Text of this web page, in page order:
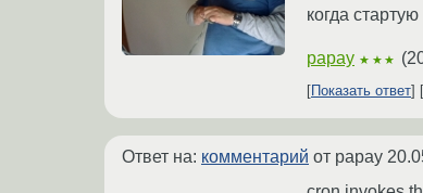
когда
papay ★★★ (
Показать ответ
Ответ на: комментарий от papay